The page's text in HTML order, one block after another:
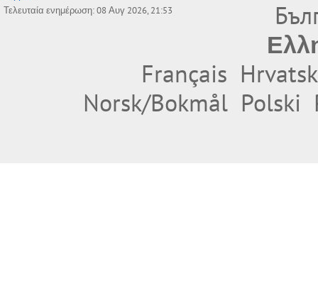
Τελευταία ενημέρωση: 08 Αυγ 2026, 21:53
Français
Norsk/Bokmål Polski